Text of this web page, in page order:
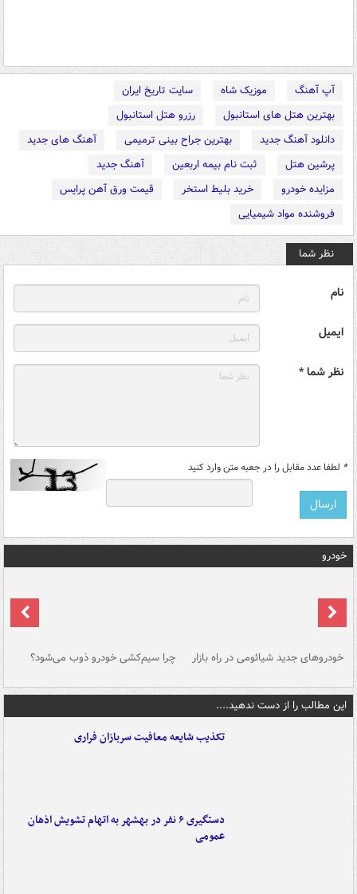
آپ آهنگ موزیک شاه
سایت تاریخ ایران
بهترین هتل های استانبول
رزرو هتل استانبول
دانلود آهنگ جدید
بهترین جراح بینی ترمیمی
آهنگ های جدید
پرشین هتل
ثبت نام بیمه اربعین
آهنگ جدید
مزایده خودرو
خرید بلیط استخر
قیمت ورق آهن پرایس
فروشنده مواد شیمیایی
نظر شما
نام
ایمیل
نظر شما *
* لطفا عدد مقابل را در جعبه متن وارد کنید
خودرو
خودروهای جدید شیائومی در راه بازار چرا سیم‌کشی خودرو ذوب می‌شود؟
این مطالب را از دست ندهید....
تکذیب شایعه معافیت سربازان فراری
دستگیری ۶ نفر در بهشهر به اتهام تشویش اذهان
عمومی